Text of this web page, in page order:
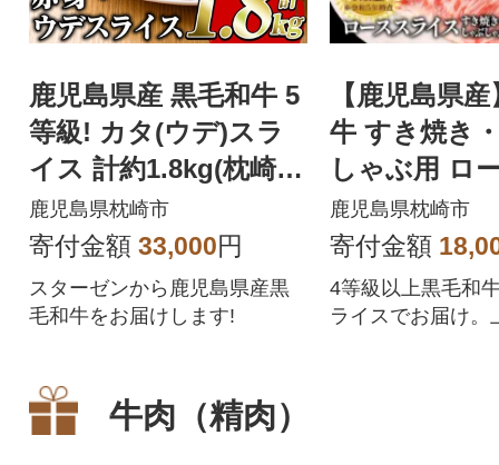
鹿児島県産 黒毛和牛 5
等級! カタ(ウデ)スラ
イス 計約1.8kg(枕崎
市) C3-5
鹿児島県枕崎市
寄付金額 33,000円
スターゼンから鹿児島県産黒
毛和牛をお届けします!
【鹿児島県
牛 すき焼き
しゃぶ用 ロ
イス 400g(枕
110
鹿児島県枕崎市
寄付金額
4等級以上黒毛和
ライスでお届け。
牛肉（精肉）